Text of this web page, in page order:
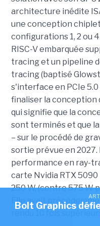
Bolt Graphics
architecture inédite
une conception
configurations 1, 2 ou 4
RISC-V embarquée
tracing et un pipeline
tracing (baptisé
s'interface en PCIe 5.0
finaliser la conception
qui signifie que la
sont terminés et que
– sur le procédé de
sortie prévue en
performance en ray-
carte Nvidia RTX
250 W, (contre 575 W
Elle avait
rendu 10 fois